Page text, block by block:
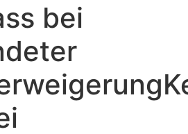
bei